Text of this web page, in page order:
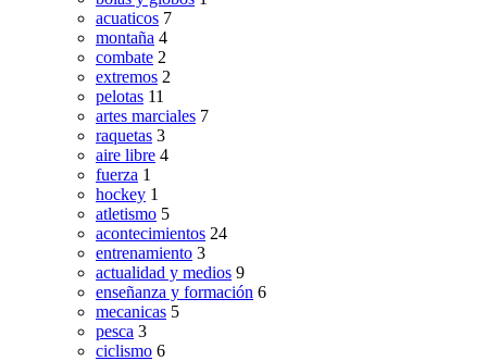
acuaticos 7
montaña 4
combate 2
extremos 2
pelotas 11
artes marciales 7
raquetas 3
aire libre 4
fuerza 1
hockey 1
atletismo 5
acontecimientos 24
entrenamiento 3
actualidad y medios 9
enseñanza y formación 6
mecanicas 5
pesca 3
ciclismo 6